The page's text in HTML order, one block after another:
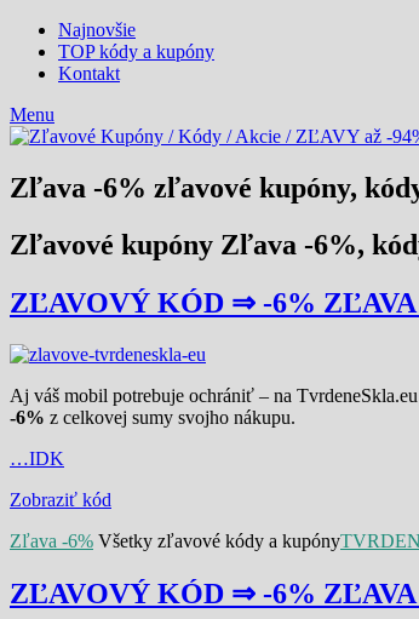
Najnovšie
TOP kódy a kupóny
Kontakt
Menu
Zľava -6% zľavové kupóny,
Zľavové kupóny Zľava -6%,
ZĽAVOVÝ KÓD ⇒ -6% ZĽAVA
Aj váš mobil potrebuje ochrániť – na
-6% z celkovej sumy svojho nákupu.
…IDK
Zobraziť kód
Zľava -6% Všetky zľavové kódy a kupóny
ZĽAVOVÝ KÓD ⇒ -6% ZĽAVA